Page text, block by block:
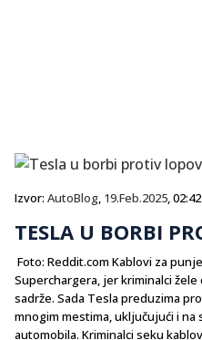
Izvor: AutoBlog, 19.Feb.2025, 02:42
TESLA U BORBI
Foto: Reddit.com Kablovi za
Superchargera, jer kriminalci
sadrže. Sada Tesla preduzima
mnogim mestima, uključujući i
automobila. Kriminalci seku